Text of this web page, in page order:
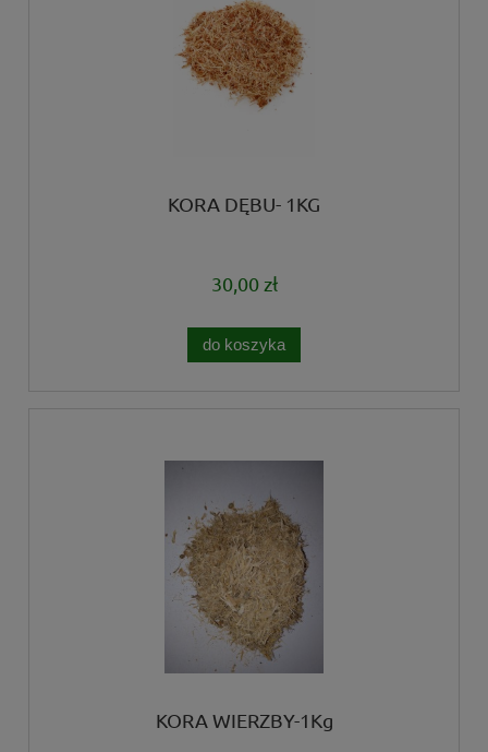
KORA DĘBU- 1KG
30,00 zł
do koszyka
KORA WIERZBY-1Kg